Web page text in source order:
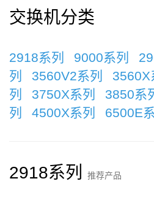
交换机分类
2918系列 9000系列
列
3560V2系列 3560X
列
3750X系列 3850系
列
4500X系列 6500E
2918系列 推荐产品